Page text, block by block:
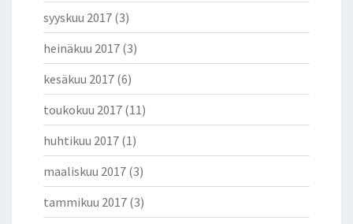
syyskuu 2017 (3)
heinäkuu 2017 (3)
kesäkuu 2017 (6)
toukokuu 2017 (11)
huhtikuu 2017 (1)
maaliskuu 2017 (3)
tammikuu 2017 (3)